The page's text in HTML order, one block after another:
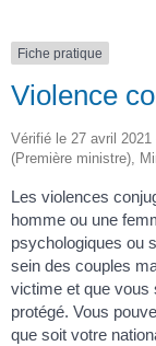
Fiche pratique
Violence
Vérifié le 27 avril
(Première ministre),
Les violences
homme ou une
psychologiques ou
sein des couples
victime et que vous
protégé. Vous
que soit votre